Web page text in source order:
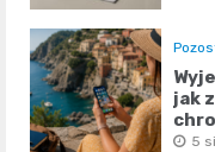
jak
5